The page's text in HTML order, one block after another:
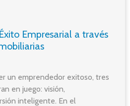
Empresarial a través
un emprendedor exitoso, tres
en juego: visión,
inteligente. En el